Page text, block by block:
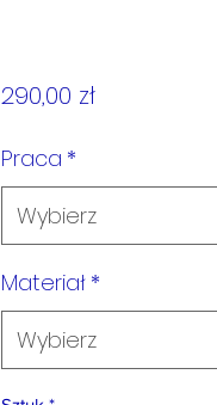
290,00 złCena
Praca *
Wybierz
Materiał *
Wybierz